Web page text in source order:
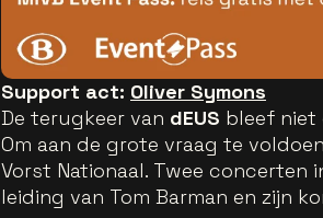
Support act: Oliver Symons
De terugkeer van dEUS bleef niet
Om aan de grote vraag te
Vorst Nationaal. Twee concerten
leiding van Tom Barman en zijn